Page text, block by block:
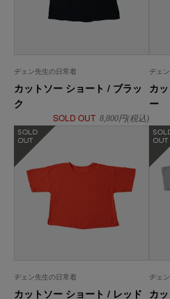
ヂェン先生の日常着
カットソー ショート / ブラッ
ク
SOLD OUT 8,800円(税込)
ヂェ
カ
ー
ヂェン先生の日常着
カットソー ショート / レッド
ヂェ
カ